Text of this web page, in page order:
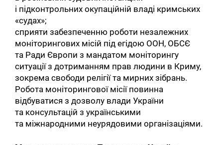
і підконтрольних окупаційній владі кримських
«судах»;
сприяти забезпеченню роботи незалежних
моніторингових місій під егідою ООН, ОБСЄ
та Ради Європи з мандатом моніторингу
ситуації з дотриманням прав людини в Криму,
зокрема свободи релігії та мирних зібрань.
Робота моніторингової місії повинна
відбуватися з дозволу влади України
та консультацій з українськими
та міжнародними неурядовими організаціями.